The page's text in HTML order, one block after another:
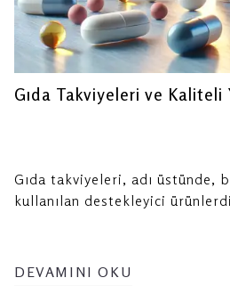
Gıda Takviyeleri ve Kaliteli
Gıda takviyeleri, adı üstünde,
kullanılan destekleyici
DEVAMINI OKU